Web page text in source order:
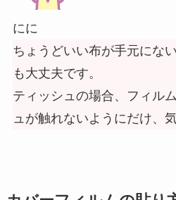
にに
ちょうどいい布が手元にな
も大丈夫です。
ティッシュの場合、フィル
ュが触れないようにだけ、